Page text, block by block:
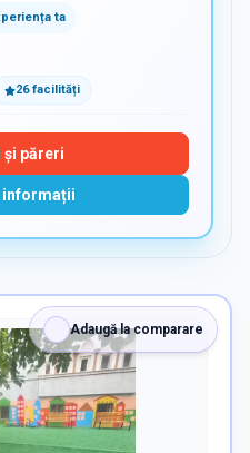
ta
26facilități
și păreri
Adaugă la comparare